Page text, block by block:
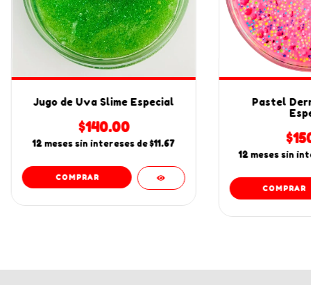
Jugo de Uva Slime Especial
$140.00
12 meses sin intereses de$11.67
Pastel
12 meses sin